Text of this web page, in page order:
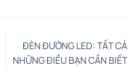
ĐÈN ĐƯỜNG LED: TẤT CẢ
NHỮNG ĐIỀU BẠN CẦN BIẾT